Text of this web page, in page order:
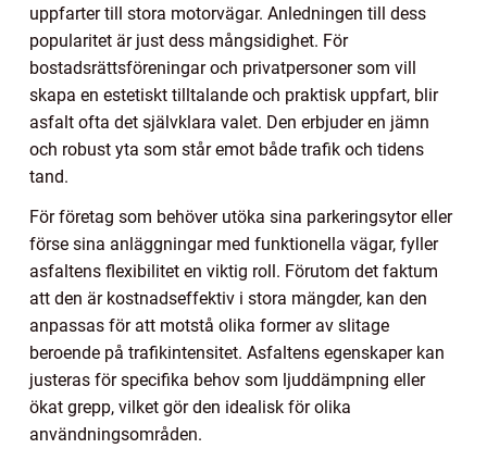
uppfarter till stora motorvägar. Anledningen till dess
popularitet är just dess mångsidighet. För
bostadsrättsföreningar och privatpersoner som vill
skapa en estetiskt tilltalande och praktisk uppfart, blir
asfalt ofta det självklara valet. Den erbjuder en jämn
och robust yta som står emot både trafik och tidens
tand.
För företag som behöver utöka sina parkeringsytor eller
förse sina anläggningar med funktionella vägar, fyller
asfaltens flexibilitet en viktig roll. Förutom det faktum
att den är kostnadseffektiv i stora mängder, kan den
anpassas för att motstå olika former av slitage
beroende på trafikintensitet. Asfaltens egenskaper kan
justeras för specifika behov som ljuddämpning eller
ökat grepp, vilket gör den idealisk för olika
användningsområden.